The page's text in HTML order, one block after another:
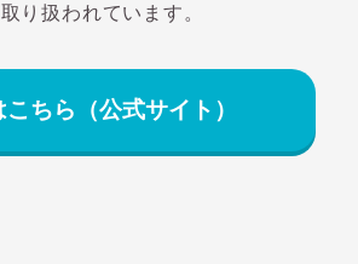
り扱われています。
ちら（公式サイト）